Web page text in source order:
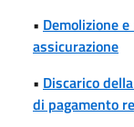
• Demolizione
assicurazione
• Discarico
di pagamento